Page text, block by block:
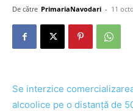
De către PrimariaNavodari - 11
Se interzice
alcoolice pe o distanță de